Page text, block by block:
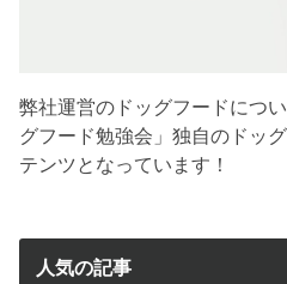
弊社運営のドッグフードにつ
グフード勉強会」独自のドッ
テンツとなっています！
人気の記事